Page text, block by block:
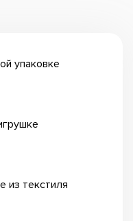
упаковке
из текстиля